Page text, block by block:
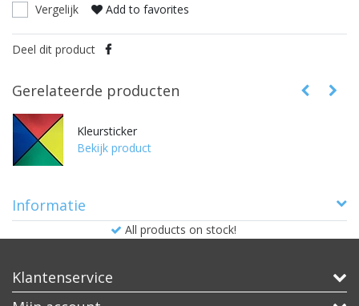
Vergelijk Add to favorites
Deel dit product
Gerelateerde producten
Kleursticker
Bekijk product
Informatie
All products on stock!
Klantenservice